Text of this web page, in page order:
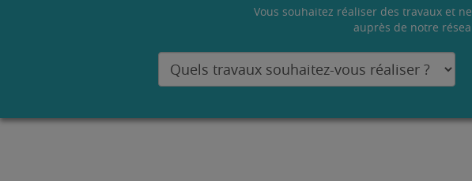
Vous souhaitez réaliser des travaux et
auprès de notre